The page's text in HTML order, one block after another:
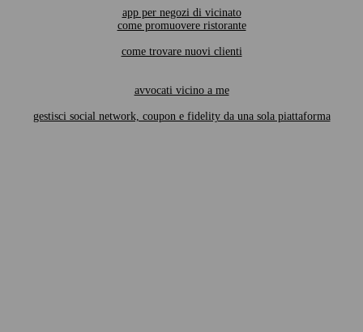
app per negozi di vicinato
come promuovere ristorante
come trovare nuovi clienti
avvocati vicino a me
gestisci social network, coupon e fidelity da una sola piattaforma